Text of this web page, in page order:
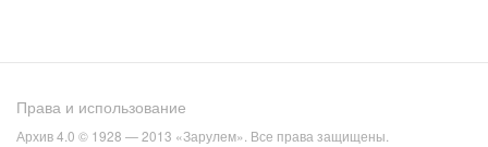
Права и использование
Архив 4.0 © 1928 — 2013 «Зарулем». Все права защищены.